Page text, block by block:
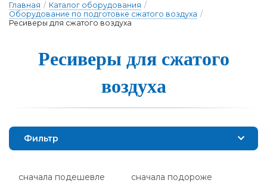
Главная / Каталог оборудования /
Оборудование по подготовке сжатого воздуха /
Ресиверы для сжатого воздуха
Ресиве­ры для сжа­то­го
воз­ду­ха
Фильтр
сначала подешевле
сначала подороже